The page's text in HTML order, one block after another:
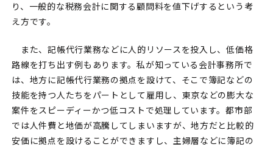
り、一般的な税務会計に関する顧問料を値下げするという考
え方です。
また、記帳代行業務などに人的リソースを投入し、低価格
路線を打ち出す例もあります。私が知っている会計事務所で
は、地方に記帳代行業務の拠点を設けて、そこで簿記などの
技能を持つ人たちをパートとして雇用し、東京などの膨大な
案件をスピーディーかつ低コストで処理しています。都市部
では人件費と地価が高騰してしまいますが、地方だと比較的
安価に拠点を設けることができますし、主婦層などに簿記の